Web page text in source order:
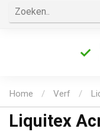
Home / Verf /
Liquitex